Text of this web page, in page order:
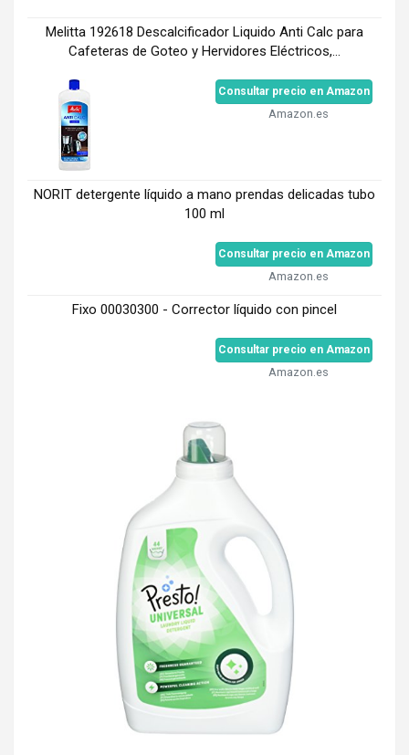
Melitta 192618 Descalcificador Liquido Anti Calc para
Cafeteras de Goteo y Hervidores Eléctricos,...
Consultar precio en Amazon
Amazon.es
NORIT detergente líquido a mano prendas delicadas tubo
100 ml
Consultar precio en Amazon
Amazon.es
Fixo 00030300 - Corrector líquido con pincel
Consultar precio en Amazon
Amazon.es